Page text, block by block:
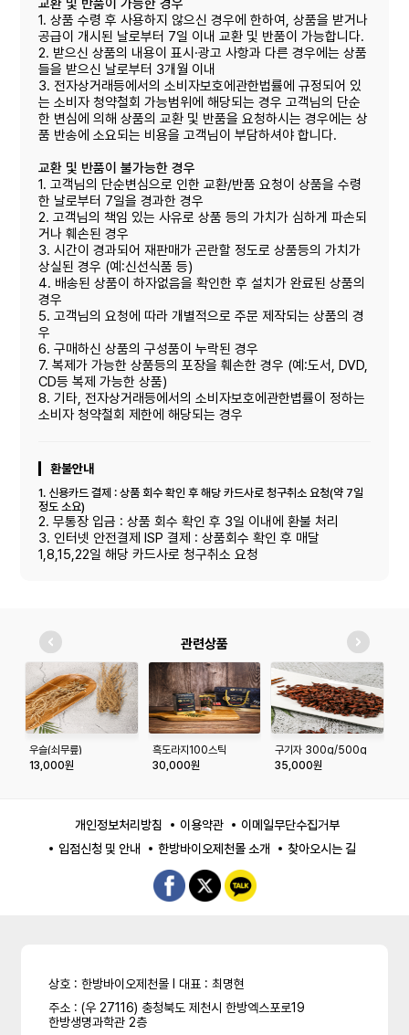
교환 및 반품이 가능한 경우
1. 상품 수령 후 사용하지 않으신 경우에 한하여, 상품을 받거나
공급이 개시된 날로부터 7일 이내 교환 및 반품이 가능합니다.
2. 받으신 상품의 내용이 표시·광고 사항과 다른 경우에는 상품
들을 받으신 날로부터 3개월 이내
3. 전자상거래등에서의 소비자보호에관한법률에 규정되어 있
는 소비자 청약철회 가능범위에 해당되는 경우 고객님의 단순
한 변심에 의해 상품의 교환 및 반품을 요청하시는 경우에는 상
품 반송에 소요되는 비용을 고객님이 부담하셔야 합니다.
교환 및 반품이 불가능한 경우
1. 고객님의 단순변심으로 인한 교환/반품 요청이 상품을 수령
한 날로부터 7일을 경과한 경우
2. 고객님의 책임 있는 사유로 상품 등의 가치가 심하게 파손되
거나 훼손된 경우
3. 시간이 경과되어 재판매가 곤란할 정도로 상품등의 가치가
상실된 경우 (예:신선식품 등)
4. 배송된 상품이 하자없음을 확인한 후 설치가 완료된 상품의
경우
5. 고객님의 요청에 따라 개별적으로 주문 제작되는 상품의 경
우
6. 구매하신 상품의 구성품이 누락된 경우
7. 복제가 가능한 상품등의 포장을 훼손한 경우 (예:도서, DVD,
CD등 복제 가능한 상품)
8. 기타, 전자상거래등에서의 소비자보호에관한볍률이 정하는
소비자 청약철회 제한에 해당되는 경우
환불안내
1. 신용카드 결제 : 상품 회수 확인 후 해당 카드사로 청구취소 요청(약 7일
정도 소요)
2. 무통장 입금 : 상품 회수 확인 후 3일 이내에 환불 처리
3. 인터넷 안전결제 ISP 결제 : 상품회수 확인 후 매달
1,8,15,22일 해당 카드사로 청구취소 요청
관련상품
우슬(쇠무릎)
300g/600g
13,000원
흑도라지100스틱
(10g*30포)
30,000원
구기자 300g/500g
35,000원
개인정보처리방침 이용약관
이메일무단수집거부
입점신청 및 안내
한방바이오제천몰 소개 찾아오시는 길
상호 : 한방바이오제천몰 l 대표 : 최명현
주소 : (우 27116) 충청북도 제천시 한방엑스포로19
한방생명과학관 2층